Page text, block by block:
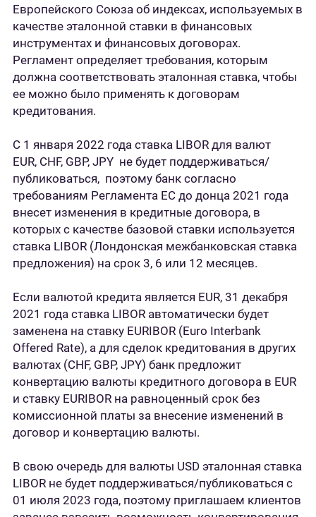
Европейского Союза об индексах, используемых в
качестве эталонной ставки в финансовых
инструментах и финансовых договорах.
Регламент определяет требования, которым
должна соответствовать эталонная ставка, чтобы
ее можно было применять к договорам
кредитования.
С 1 января 2022 года ставка LIBOR для валют
EUR, CHF, GBP, JPY не будет поддерживаться/
публиковаться, поэтому банк согласно
требованиям Регламента ЕС до донца 2021 года
внесет изменения в кредитные договора, в
которых с качестве базовой ставки используется
ставка LIBOR (Лондонская межбанковская ставка
предложения) на срок 3, 6 или 12 месяцев.
Если валютой кредита является EUR, 31 декабря
2021 года ставка LIBOR автоматически будет
заменена на ставку EURIBOR (Euro Interbank
Offered Rate), а для сделок кредитования в других
валютах (CHF, GBP, JPY) банк предложит
конвертацию валюты кредитного договора в EUR
и ставку EURIBOR на равноценный срок без
комиссионной платы за внесение изменений в
договор и конвертацию валюты.
В свою очередь для валюты USD эталонная ставка
LIBOR не будет поддерживаться/публиковаться с
01 июля 2023 года, поэтому приглашаем клиентов